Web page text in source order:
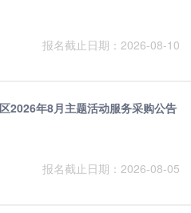
报名截止日期：2026-08-10
2026年8月主题活动服务采购公告
报名截止日期：2026-08-05